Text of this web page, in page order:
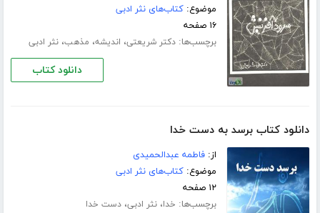
موضوع:کتاب‌های نثر ادبی
۱۶ صفحه
برچسب‌ها:دکتر شریعتی، اندیشه، مذهب،نثر ادبی
دانلود کتاب
دانلود کتاب برسد به دست خدا
از:فاطمه عبدالحمیدی
موضوع:کتاب‌های نثر ادبی
۱۲ صفحه
برچسب‌ها: خدا،نثر ادبی،دست خدا